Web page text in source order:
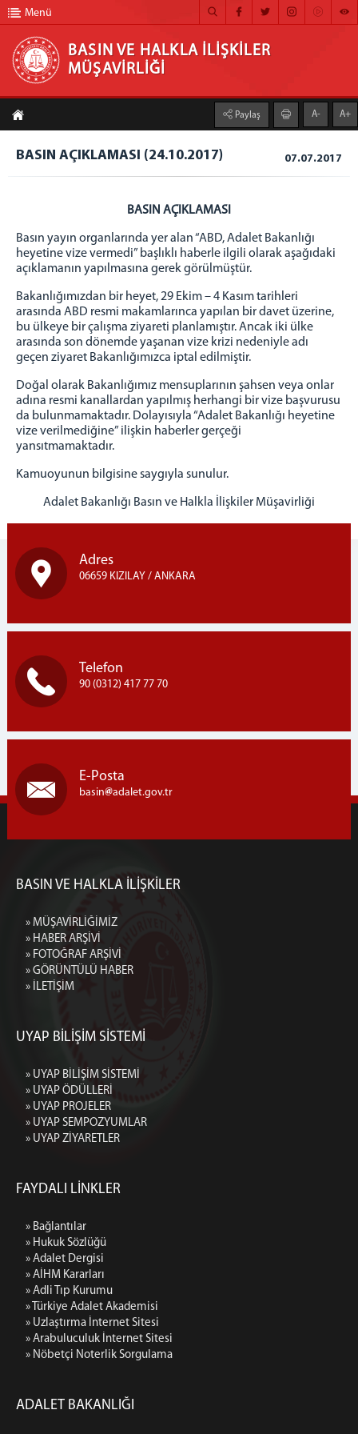
BASIN VE HALKLA İLİŞKİLER MÜŞAVİRLİĞİ
ANA SAYFA
MÜŞAVİRLİĞİMİZ
GÖRÜNTÜLÜ HABER
İLETİŞİM
Menü
BASIN VE HALKLA İLİŞKİLER
MÜŞAVİRLİĞİ
Paylaş A- A+
BASIN AÇIKLAMASI (24.10.2017) 07.07.2017
BASIN AÇIKLAMASI
Basın yayın organlarında yer alan “ABD, Adalet Bakanlığı
heyetine vize vermedi” başlıklı haberle ilgili olarak aşağıdaki
açıklamanın yapılmasına gerek görülmüştür.
Bakanlığımızdan bir heyet, 29 Ekim – 4 Kasım tarihleri
arasında ABD resmi makamlarınca yapılan bir davet üzerine,
bu ülkeye bir çalışma ziyareti planlamıştır. Ancak iki ülke
arasında son dönemde yaşanan vize krizi nedeniyle adı
geçen ziyaret Bakanlığımızca iptal edilmiştir.
Doğal olarak Bakanlığımız mensuplarının şahsen veya onlar
adına resmi kanallardan yapılmış herhangi bir vize başvurusu
da bulunmamaktadır. Dolayısıyla “Adalet Bakanlığı heyetine
vize verilmediğine” ilişkin haberler gerçeği
yansıtmamaktadır.
Kamuoyunun bilgisine saygıyla sunulur.
Adalet Bakanlığı Basın ve Halkla İlişkiler Müşavirliği
Adres
06659 KIZILAY / ANKARA
Telefon
90 (0312) 417 77 70
E-Posta
basin adalet.gov.tr
BASIN VE HALKLA İLİŞKİLER
» MÜŞAVİRLİĞİMİZ
» HABER ARŞİVİ
» FOTOĞRAF ARŞİVİ
» GÖRÜNTÜLÜ HABER
» İLETİŞİM
UYAP BİLİŞİM SİSTEMİ
» UYAP BİLİŞİM SİSTEMİ
» UYAP ÖDÜLLERİ
» UYAP PROJELER
» UYAP SEMPOZYUMLAR
» UYAP ZİYARETLER
FAYDALI LİNKLER
» Bağlantılar
» Hukuk Sözlüğü
» Adalet Dergisi
» AİHM Kararları
» Adli Tıp Kurumu
» Türkiye Adalet Akademisi
» Uzlaştırma İnternet Sitesi
» Arabuluculuk İnternet Sitesi
» Nöbetçi Noterlik Sorgulama
ADALET BAKANLIĞI